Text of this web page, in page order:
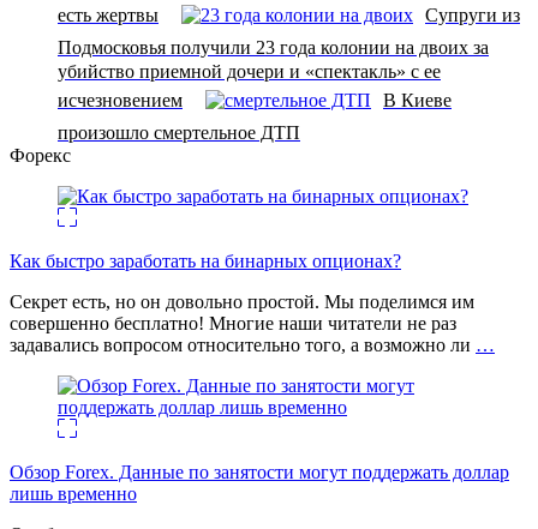
есть жертвы
Супруги из
Подмосковья получили 23 года колонии на двоих за
убийство приемной дочери и «спектакль» с ее
исчезновением
В Киеве
произошло смертельное ДТП
Форекс
Как быстро заработать на бинарных опционах?
Секрет есть, но он довольно простой. Мы поделимся им
совершенно бесплатно! Многие наши читатели не раз
задавались вопросом относительно того, а возможно ли …
Обзор Forex. Данные по занятости могут поддержать доллар
лишь временно